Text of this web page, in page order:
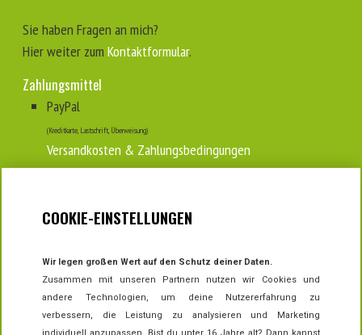
Sie haben Fragen an mich?
Hier weiter zum Kontaktformular.
Zahlungsmittel
PayPal
(Kreditkarte, Lastschrift, Überweisung)
Versandkosten & Zahlungsbedingungen
Aufbewahrung & Lagerung ⁣
VERTRAG WIDERRUFEN
COOKIE-EINSTELLUNGEN
Wir legen großen Wert auf den Schutz deiner Daten.
Zusammen mit unseren Partnern nutzen wir Cookies und
andere Technologien, um deine Nutzererfahrung zu
verbessern, die Leistung zu analysieren und Marketing